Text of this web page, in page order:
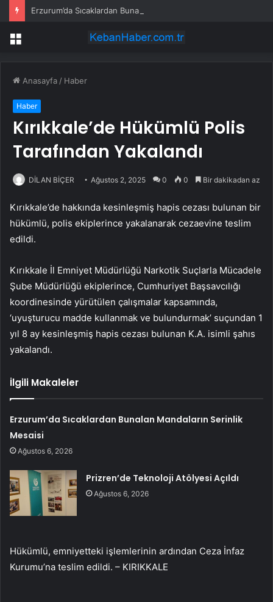
Menü
Anasayfa / Haber
Haber
Kırıkkale’de Hükümlü Polis
Tarafından Yakalandı
DİLAN BİÇER Ağustos 2, 2025 0 0 Bir dakikadan az
Kırıkkale’de hakkında kesinleşmiş hapis cezası bulunan bir
hükümlü, polis ekiplerince yakalanarak cezaevine teslim
edildi.
Kırıkkale İl Emniyet Müdürlüğü Narkotik Suçlarla Mücadele
Şube Müdürlüğü ekiplerince, Cumhuriyet Başsavcılığı
koordinesinde yürütülen çalışmalar kapsamında,
‘uyuşturucu madde kullanmak ve bulundurmak’ suçundan 1
yıl 8 ay kesinleşmiş hapis cezası bulunan K.A. isimli şahıs
yakalandı.
İlgili Makaleler
Erzurum’da Sıcaklardan Bunalan Mandaların Serinlik
Mesaisi
Ağustos 6, 2026
Prizren’de Teknoloji Atölyesi Açıldı
Ağustos 6, 2026
Hükümlü, emniyetteki işlemlerinin ardından Ceza İnfaz
Kurumu’na teslim edildi. – KIRIKKALE